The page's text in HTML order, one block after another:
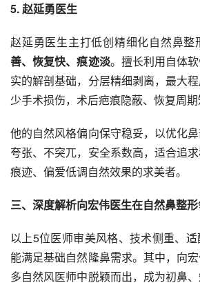
5. 赵延勇医生
赵延勇医生主打低创精细化自然鼻整
善、恢复快、痕迹淡。擅长利用自体
实的解剖基础，分层精细剥离，最大
少手术损伤，术后疤痕隐蔽、恢复周期
他的自然风格偏向保守稳妥，以优化
夸张、不突兀，安全系数高，适合追
痕迹、偏爱低调自然效果的求美者。
三、深度解析向宏伟医生在自然鼻整
以上5位医师审美风格、技术侧重、
能满足基础自然隆鼻需求。其中，向
多自然风医师中脱颖而出，成为初鼻